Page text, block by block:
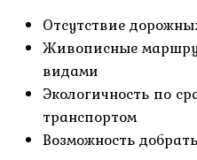
Отсутствие
Живописные
видами
Экологичность по
транспортом
Возможность